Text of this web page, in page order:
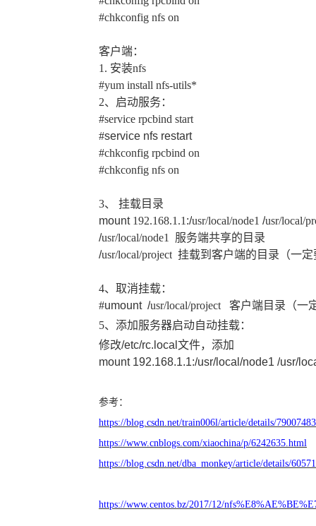
#chkconfig nfs on
客户端：
1. 安装nfs
#yum install nfs-utils*
2、启动服务：
#service rpcbind start
#service nfs restart
#chkconfig rpcbind on
#chkconfig nfs on
3、
挂载目录
mount 192.168.1.1 :/usr/local/node1 /usr/local/
/usr/local/node1
服务端共享的目录
/usr/local/project 挂载到 客户端的 目录（一
4、取消挂载：
#umount /usr/local/project 客户端目录（一
5、添加服务器启动自动挂载：
修改/etc/rc.local文件，添加
mount 192.168.1.1:/usr/local/node1 /usr/
参考：
https://blog.csdn.net/train006l/article/details/79007483
https://www.cnblogs.com/xiaochina/p/6242635.html
https://blog.csdn.net/dba_monkey/article/details/
https://www.centos.bz/2017/12/